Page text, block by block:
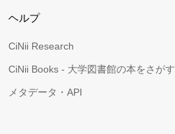
ヘルプ
CiNii Research
CiNii Books - 大学図書館の本をさがす
メタデータ・API